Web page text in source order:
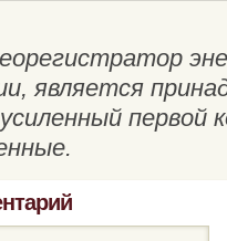
является
первой